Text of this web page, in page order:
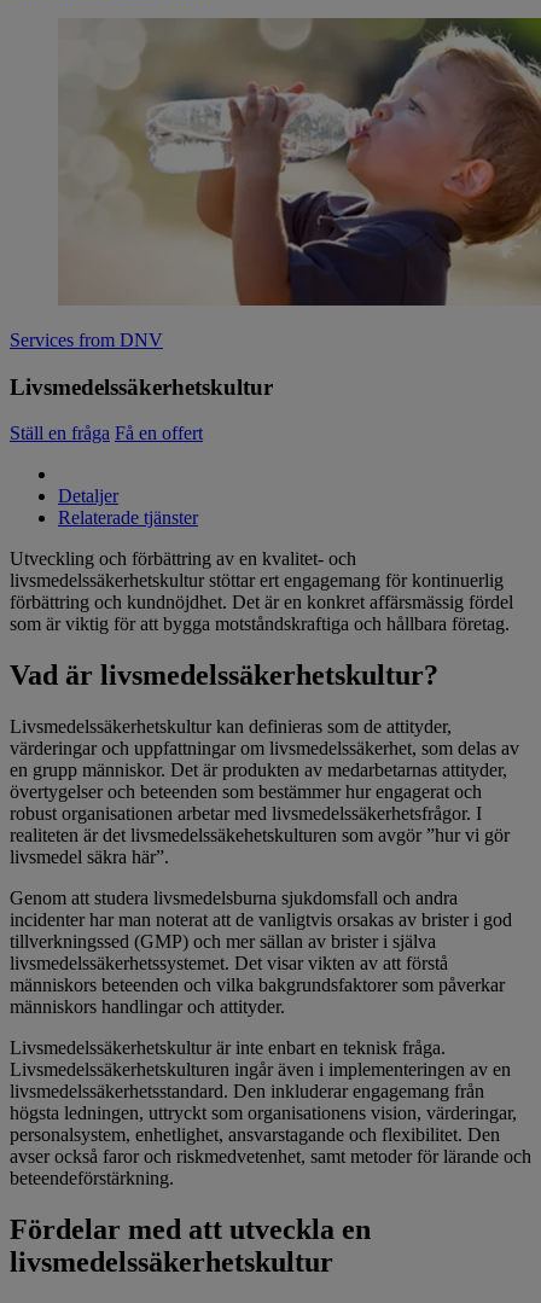
Services from DNV
Livsmedelssäkerhetskultur
Ställ en fråga Få en offert
Detaljer
Relaterade tjänster
Utveckling och förbättring av en kvalitet- och
livsmedelssäkerhetskultur stöttar ert engagemang för kontinuerlig
förbättring och kundnöjdhet. Det är en konkret affärsmässig fördel
som är viktig för att bygga motståndskraftiga och hållbara företag.
Vad är livsmedelssäkerhetskultur?
Livsmedelssäkerhetskultur kan definieras som de attityder,
värderingar och uppfattningar om livsmedelssäkerhet, som delas av
en grupp människor. Det är produkten av medarbetarnas attityder,
övertygelser och beteenden som bestämmer hur engagerat och
robust organisationen arbetar med livsmedelssäkerhetsfrågor. I
realiteten är det livsmedelssäkehetskulturen som avgör ”hur vi gör
livsmedel säkra här”.
Genom att studera livsmedelsburna sjukdomsfall och andra
incidenter har man noterat att de vanligtvis orsakas av brister i god
tillverkningssed (GMP) och mer sällan av brister i själva
livsmedelssäkerhetssystemet. Det visar vikten av att förstå
människors beteenden och vilka bakgrundsfaktorer som påverkar
människors handlingar och attityder.
Livsmedelssäkerhetskultur är inte enbart en teknisk fråga.
Livsmedelssäkerhetskulturen ingår även i implementeringen av en
livsmedelssäkerhetsstandard. Den inkluderar engagemang från
högsta ledningen, uttryckt som organisationens vision, värderingar,
personalsystem, enhetlighet, ansvarstagande och flexibilitet. Den
avser också faror och riskmedvetenhet, samt metoder för lärande och
beteendeförstärkning.
Fördelar med att utveckla en
livsmedelssäkerhetskultur